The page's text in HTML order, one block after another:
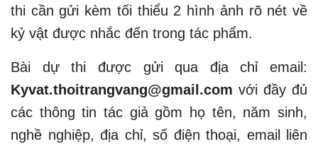
thi cần gửi kèm tối thiểu 2 hình ảnh rõ nét về
kỷ vật được nhắc đến trong tác phẩm.
Bài dự thi được gửi qua địa chỉ email:
Kyvat.thoitrangvang@gmail.com với đầy đủ
các thông tin tác giả gồm họ tên, năm sinh,
nghề nghiệp, địa chỉ, số điện thoại, email liên